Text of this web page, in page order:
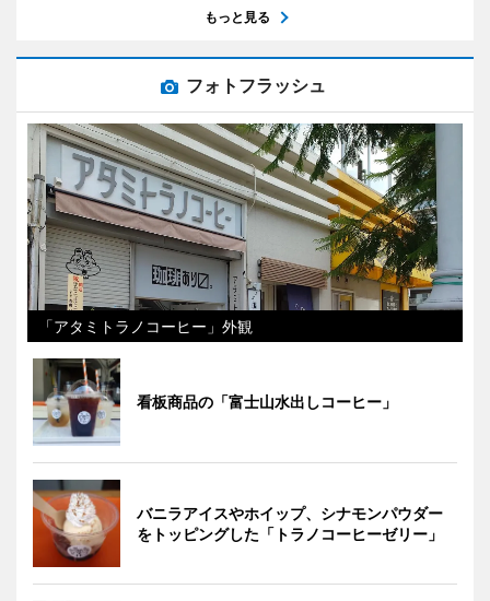
もっと見る
フォトフラッシュ
「アタミトラノコーヒー」外観
看板商品の「富士山水出しコーヒー」
バニラアイスやホイップ、シナモンパウダー
をトッピングした「トラノコーヒーゼリー」